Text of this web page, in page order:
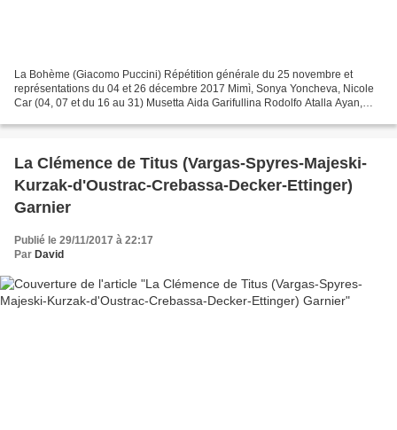
La Bohème (Giacomo Puccini) Répétition générale du 25 novembre et
représentations du 04 et 26 décembre 2017 Mimì, Sonya Yoncheva, Nicole
Car (04, 07 et du 16 au 31) Musetta Aida Garifullina Rodolfo Atalla Ayan,
La Clémence de Titus (Vargas-Spyres-Majeski-
Kurzak-d'Oustrac-Crebassa-Decker-Ettinger)
Garnier
Publié le 29/11/2017 à 22:17
Par David